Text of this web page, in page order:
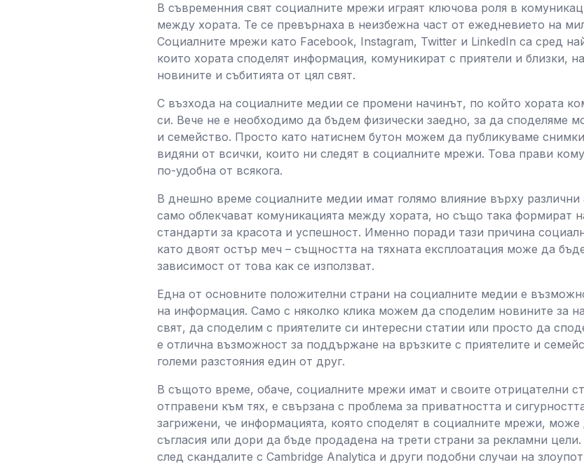
В съвременния свят социалните мрежи играят ключова роля в
между хората. Те се превърнаха в неизбежна част от ежедневието на
Социалните мрежи като Facebook, Instagram, Twitter и LinkedIn са сред
които хората споделят информация, комуникират с приятели и близки,
новините и събитията от цял свят.
С възхода на социалните медии се промени начинът, по който хората
си. Вече не е необходимо да бъдем физически заедно, за да споделяме
и семейство. Просто като натиснем бутон можем да публикуваме
видяни от всички, които ни следят в социалните мрежи. Това прави
по-удобна от всякога.
В днешно време социалните медии имат голямо влияние върху различни
само облекчават комуникацията между хората, но също така формират
стандарти за красота и успешност. Именно поради тази причина
като двоят остър меч – същността на тяхната експлоатация може да
зависимост от това как се използват.
Една от основните положителни страни на социалните медии е
на информация. Само с няколко клика можем да споделим новините за
свят, да споделим с приятелите си интересни статии или просто да
е отлична възможност за поддържане на връзките с приятелите и
големи разстояния един от друг.
В същото време, обаче, социалните мрежи имат и своите отрицателни
отправени към тях, е свързана с проблема за приватността и
загрижени, че информацията, която споделят в социалните мрежи, може
съгласия или дори да бъде продадена на трети страни за рекламни
след скандалите с Cambridge Analytica и други подобни случаи на